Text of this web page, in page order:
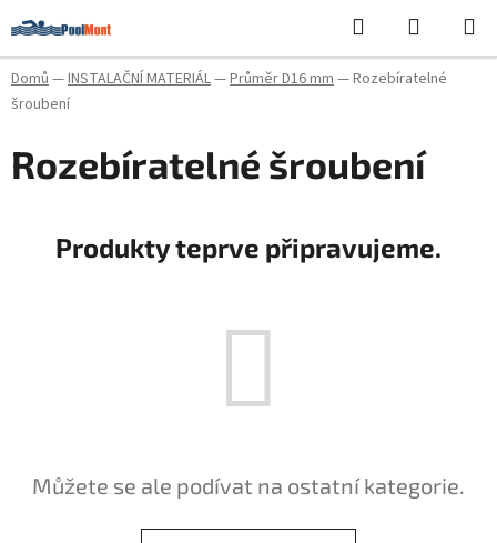
na
obsah
Hledat
KOŠÍK
Domů—INSTALAČNÍ MATERIÁL—Průměr D16 mm—Rozebíratelné
šroubení
Rozebíratelné šroubení
Produkty teprve připravujeme.
Můžete se ale podívat na ostatní kategorie.